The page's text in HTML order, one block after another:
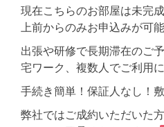
現在こちらのお部屋は未完
上前からのみお申込みが可能
出張や研修で長期滞在のご
宅ワーク、複数人でご利用
手続き簡単！保証人なし！
弊社ではご成約いただいた